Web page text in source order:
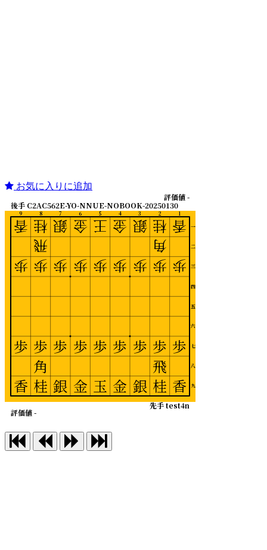
お気に入りに追加
1
2
3
4
5
6
7
8
9
一
二
三
四
五
六
七
八
九
先手 test4n
後手 C2AC562E-YO-NNUE-NOBOOK-20250130
評価値 -
評価値 -
香
歩
歩
香
桂
角
歩
歩
飛
桂
銀
歩
歩
銀
金
歩
歩
金
王
歩
歩
玉
金
歩
歩
金
銀
歩
歩
銀
桂
飛
歩
歩
角
桂
香
歩
歩
香